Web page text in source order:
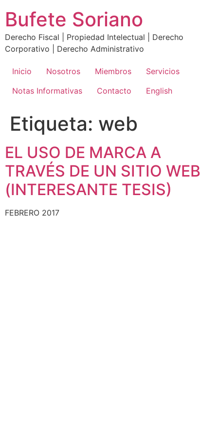
contenido
Bufete Soriano
Derecho Fiscal | Propiedad Intelectual | Derecho
Corporativo | Derecho Administrativo
Inicio Nosotros Miembros
Servicios
Notas Informativas
Contacto English
Etiqueta: web
EL USO DE MARCA A
TRAVÉS DE UN SITIO WEB
(INTERESANTE TESIS)
FEBRERO 2017